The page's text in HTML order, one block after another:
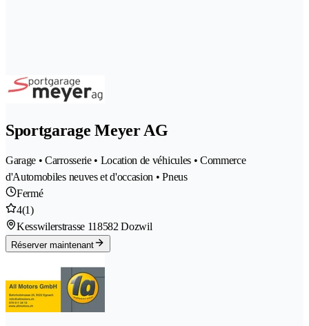
Sportgarage Meyer AG
Garage • Carrosserie • Location de véhicules • Commerce
d'Automobiles neuves et d'occasion • Pneus
Fermé
4(1)
Kesswilerstrasse 118582 Dozwil
Réserver maintenant